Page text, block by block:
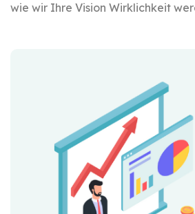
wie wir Ihre Vision Wirklichkeit